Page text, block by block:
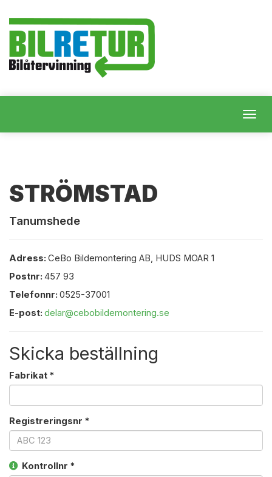
STRÖMSTAD
Tanumshede
Adress: CeBo Bildemontering AB, HUDS MOAR 1
Postnr: 457 93
Telefonnr: 0525-37001
E-post: delar@cebobildemontering.se
Skicka beställning
Fabrikat *
Registreringsnr *
Kontrollnr *